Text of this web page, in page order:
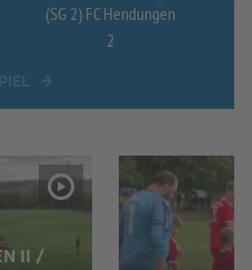
(SG 2) FC Hendungen
2
II /